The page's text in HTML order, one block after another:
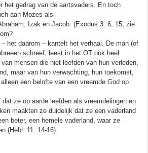
het gedrag van de aartsvaders. En toch
aan Mozes als
Izak en Jacob. (Exodus 3: 6, 15; zie
het daarom – kantelt het verhaal. De man (of
schreef, leest in het OT ook heel
mensen die niet leefden van hun verleden,
maar van hun verwachting, hun toekomst,
een belofte van een vreemde God op
ze op aarde leefden als vreemdelingen en
maakten ze duidelijk dat ze een vaderland
beter, een hemels vaderland, waar ze
(Hebr. 11: 14-16).